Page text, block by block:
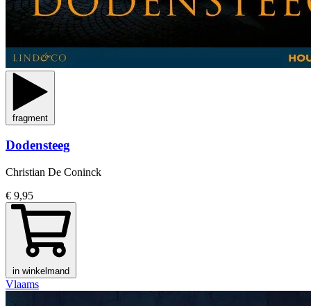
fragment
Dodensteeg
Christian De Coninck
€ 9,95
in winkelmand
Vlaams